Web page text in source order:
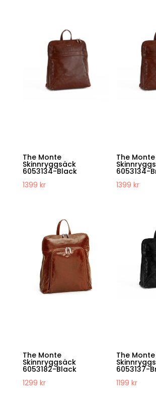
The Monte
Skinnryggsäck
6053134-Black
1399 kr
The Monte
6053134-
1399kr
The Monte
Skinnryggsäck
6053182-Black
1299 kr
The Monte
6053137-
1199kr